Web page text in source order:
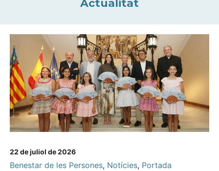
Actualitat
22 de juliol de 2026
Benestar de les Persones, Notícies, Portada